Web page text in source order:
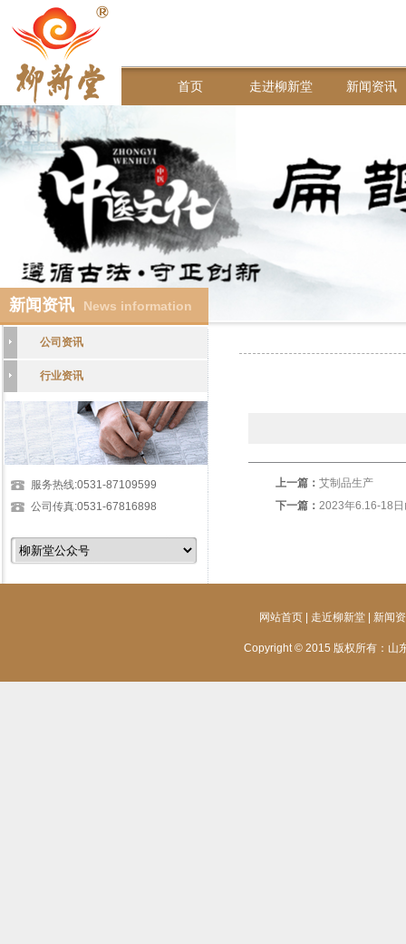
首页 走进柳新堂 新闻资讯
新闻资讯 News information
公司资讯
行业资讯
服务热线:0531-87109599
公司传真:0531-67816898
上一篇： 艾制品生产
下一篇： 2023年6.16-18
网站首页 走近柳新堂 新闻
Copyright © 2015 版权所有：